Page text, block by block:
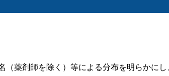
薬剤師を除く）等による分布を明らかに